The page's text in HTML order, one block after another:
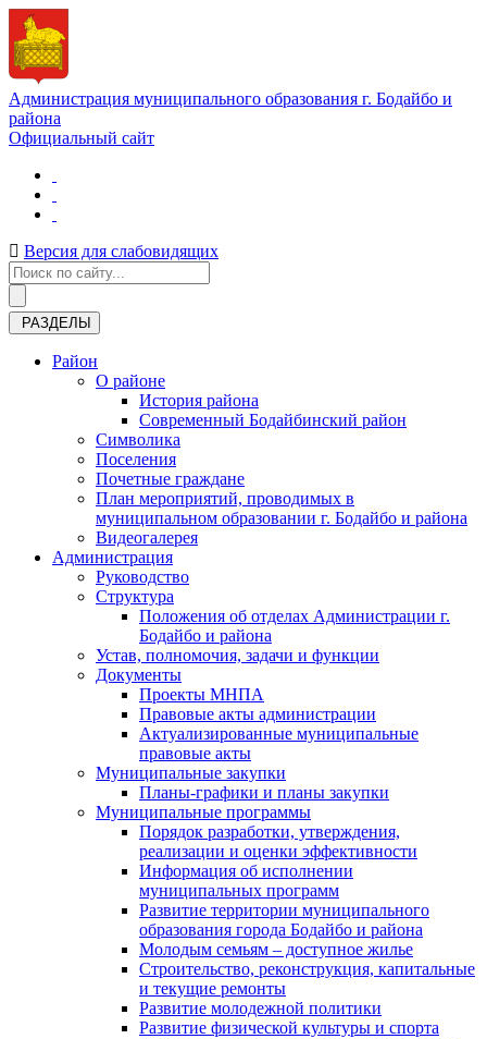
Администрация муниципального образования г. Бодайбо и
района
Официальный сайт
Версия для слабовидящих
РАЗДЕЛЫ
Район
О районе
История района
Современный Бодайбинский район
Символика
Поселения
Почетные граждане
План мероприятий, проводимых в
муниципальном образовании г. Бодайбо и района
Видеогалерея
Администрация
Руководство
Структура
Положения об отделах Администрации г.
Бодайбо и района
Устав, полномочия, задачи и функции
Документы
Проекты МНПА
Правовые акты администрации
Актуализированные муниципальные
правовые акты
Муниципальные закупки
Планы-графики и планы закупки
Муниципальные программы
Порядок разработки, утверждения,
реализации и оценки эффективности
Информация об исполнении
муниципальных программ
Развитие территории муниципального
образования города Бодайбо и района
Молодым семьям – доступное жилье
Строительство, реконструкция, капитальные
и текущие ремонты
Развитие молодежной политики
Развитие физической культуры и спорта